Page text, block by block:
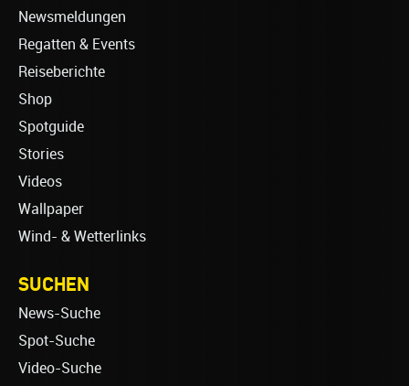
Newsmeldungen
Regatten & Events
Reiseberichte
Shop
Spotguide
Stories
Videos
Wallpaper
Wind- & Wetterlinks
SUCHEN
News-Suche
Spot-Suche
Video-Suche